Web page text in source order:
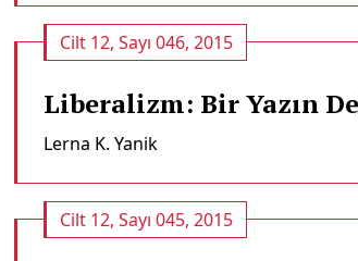
Cilt 12, Sayı 046, 2015
Liberalizm: Bir Yazın
Lerna K. Yanik
Cilt 12, Sayı 045, 2015